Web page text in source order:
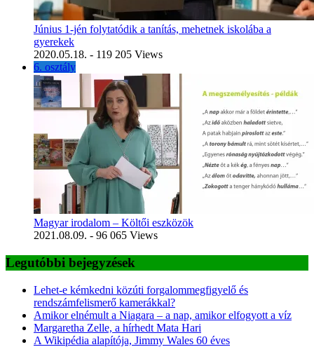
Június 1-jén folytatódik a tanítás, mehetnek iskolába a
gyerekek
2020.05.18. - 119 205 Views
6. osztály
Magyar irodalom – Költői eszközök
2021.08.09. - 96 065 Views
Legutóbbi bejegyzések
Lehet-e kémkedni közúti forgalommegfigyelő és
rendszámfelismerő kamerákkal?
Amikor elnémult a Niagara – a nap, amikor elfogyott a víz
Margaretha Zelle, a hírhedt Mata Hari
A Wikipédia alapítója, Jimmy Wales 60 éves